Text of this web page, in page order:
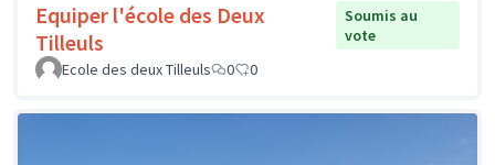
Equiper l'école des Deux
Tilleuls
Soumis au
vote
Ecole des deux Tilleuls
0 0